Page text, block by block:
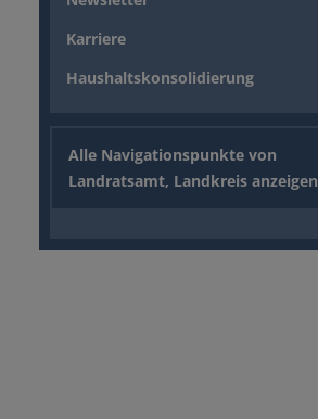
Karriere
Haushaltskonsolidierung
Alle Navigationspunkte von
Landratsamt, Landkreis anzeigen